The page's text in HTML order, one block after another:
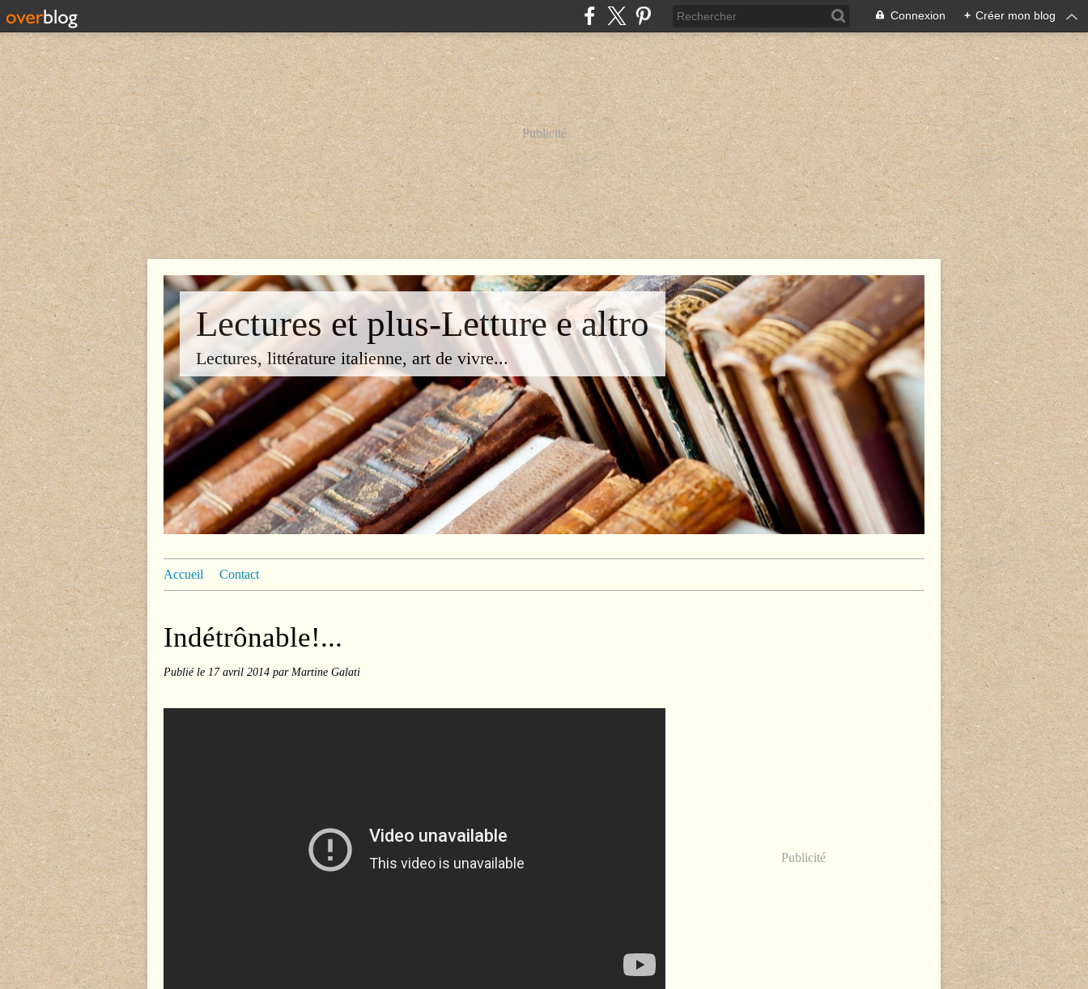
Connexion + Créer mon blog
Publicité
Lectures et plus-Letture e altro
Lectures, littérature italienne, art de vivre...
Accueil Contact
Indétrônable!...
Publié le 17 avril 2014 par Martine Galati
Publicité